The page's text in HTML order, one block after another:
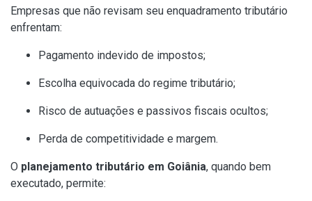
Empresas que não revisam seu enquadramento tributário
enfrentam:
Pagamento indevido de impostos;
Escolha equivocada do regime tributário;
Risco de autuações e passivos fiscais ocultos;
Perda de competitividade e margem.
O planejamento tributário em Goiânia, quando bem
executado, permite: